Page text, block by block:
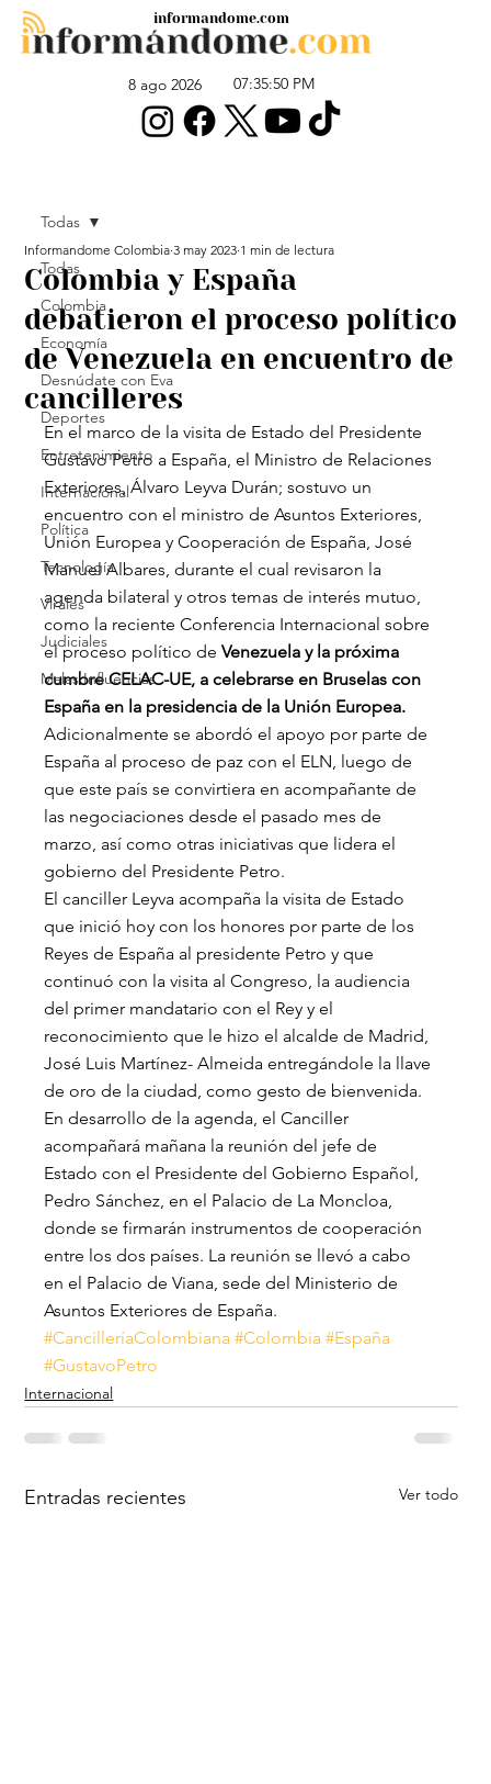
8 ago 2026 07:35:50 PM
informandome.com
Todas
Colombia
Economía
Desnúdate con Eva
Deportes
Entretenimiento
Internacional
Política
Tecnología
Virales
Judiciales
Malas Influencias
Todas
Colombia y España
debatieron el proceso político
de Venezuela en encuentro de
cancilleres
Informandome Colombia 3 may 2023 1 min de lectura
En el marco de la visita de Estado del Presidente
Gustavo Petro a España, el Ministro de Relaciones
Exteriores, Álvaro Leyva Durán; sostuvo un
encuentro con el ministro de Asuntos Exteriores,
Unión Europea y Cooperación de España, José
Manuel Albares, durante el cual revisaron la
agenda bilateral y otros temas de interés mutuo,
como la reciente Conferencia Internacional sobre
el proceso político de Venezuela y la próxima
cumbre CELAC-UE, a celebrarse en Bruselas con
España en la presidencia de la Unión Europea.
Adicionalmente se abordó el apoyo por parte de
España al proceso de paz con el ELN, luego de
que este país se convirtiera en acompañante de
las negociaciones desde el pasado mes de
marzo, así como otras iniciativas que lidera el
gobierno del Presidente Petro.
El canciller Leyva acompaña la visita de Estado
que inició hoy con los honores por parte de los
Reyes de España al presidente Petro y que
continuó con la visita al Congreso, la audiencia
del primer mandatario con el Rey y el
reconocimiento que le hizo el alcalde de Madrid,
José Luis Martínez- Almeida entregándole la llave
de oro de la ciudad, como gesto de bienvenida.
En desarrollo de la agenda, el Canciller
acompañará mañana la reunión del jefe de
Estado con el Presidente del Gobierno Español,
Pedro Sánchez, en el Palacio de La Moncloa,
donde se firmarán instrumentos de cooperación
entre los dos países. La reunión se llevó a cabo
en el Palacio de Viana, sede del Ministerio de
Asuntos Exteriores de España.
#CancilleríaColombiana #Colombia #España
#GustavoPetro
Internacional
Entradas recientes Ver todo